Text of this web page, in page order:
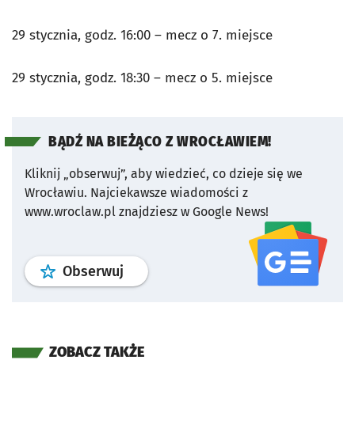
29 stycznia, godz. 16:00 – mecz o 7. miejsce
29 stycznia, godz. 18:30 – mecz o 5. miejsce
BĄDŹ NA BIEŻĄCO Z WROCŁAWIEM!
Kliknij „obserwuj”, aby wiedzieć, co dzieje się we
Wrocławiu. Najciekawsze wiadomości z
www.wroclaw.pl znajdziesz w Google News!
Obserwuj profil serwisu
ZOBACZ TAKŻE